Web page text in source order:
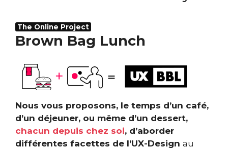
The Online Project
Brown Bag Lunch
Nous vous proposons, le temps d’un café,
d’un déjeuner, ou même d’un dessert,
chacun depuis chez soi, d’aborder
différentes facettes de l’UX-Design au